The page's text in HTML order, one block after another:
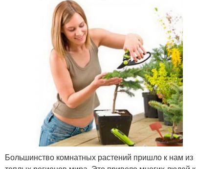
Большинство комнатных растений пришло к нам из